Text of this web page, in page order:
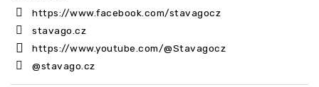
https://www.facebook.com/stavagocz
stavago.cz
https://www.youtube.com/@Stavagocz
@stavago.cz